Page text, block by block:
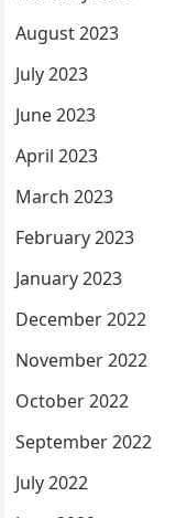
August 2023
July 2023
June 2023
April 2023
March 2023
February 2023
January 2023
December 2022
November 2022
October 2022
September 2022
July 2022